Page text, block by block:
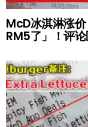
McD冰淇淋涨
RM5了」！评